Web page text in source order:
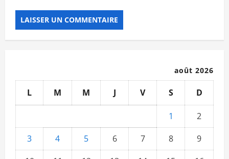
août 2026
L M M J V S D
1
2
3
4 5 6 7 8
9